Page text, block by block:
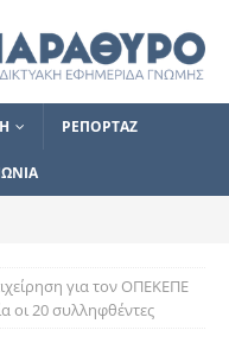
ΡΕΠΟΡΤΑΖ
για τον ΟΠΕΚΕΠΕ
οι 20 συλληφθέντες